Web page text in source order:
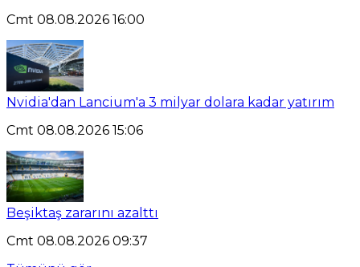
Cmt 08.08.2026 16:00
Nvidia'dan Lancium'a 3 milyar dolara kadar yatırım
Cmt 08.08.2026 15:06
Beşiktaş zararını azalttı
Cmt 08.08.2026 09:37